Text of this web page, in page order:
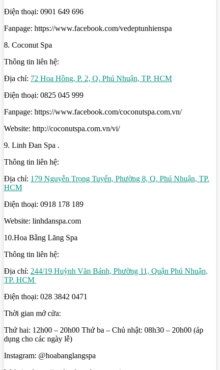
Điện thoại: 0901 649 696
Fanpage: https://www.facebook.com/vedeptunhienspa
8. Coconut Spa
Thông tin liên hệ:
Địa chỉ: 72 Hoa Hồng, P. 2, Q. Phú Nhuận, TP. HCM
Điện thoại: 0825 045 999
Fanpage: https://www.facebook.com/coconutspa.com.vn/
Website: http://coconutspa.com.vn/vi/
9. Linh Đan Spa .
Thông tin liên hệ:
Địa chỉ: 179 Nguyễn Trọng Tuyển, Phường 8, Q. Phú Nhuận, TP.
HCM
Điện thoại: 0918 178 189
Website: linhdanspa.com
10.Hoa Bằng Lăng Spa
Thông tin liên hệ:
Địa chỉ: 244/19 Huỳnh Văn Bánh, Phường 11, Quận Phú Nhuận,
TP. HCM
Điện thoại: 028 3842 0471
Thời gian mở cửa:
Thứ hai: 12h00 – 20h00 Thứ ba – Chủ nhật: 08h30 – 20h00 (áp
dụng cho các ngày lễ)
Instagram: @hoabanglangspa